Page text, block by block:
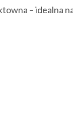
– idealna